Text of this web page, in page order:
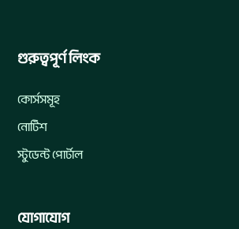
গুরুত্বপূর্ণ লিংক
কোর্সসমূহ
নোটিশ
স্টুডেন্ট পোর্টাল
যোগাযোগ